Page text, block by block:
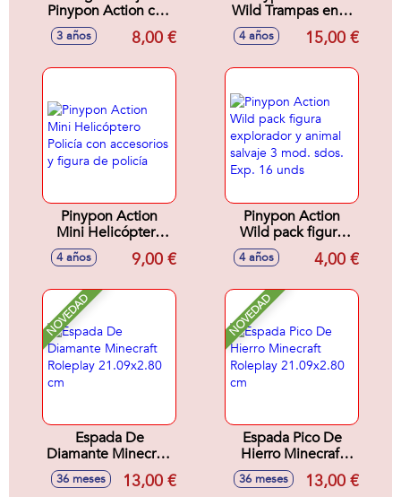
Pinypon Action con
moto. Incluye 4
accesorios de
3 años 8,00 €
Wild Trampas en la
Pirámide
¿encontrarás el
explorador y araña
4 años 15,00 €
Pinypon Action
Mini Helicóptero
Policía con
accesorios y figura
4 años 9,00 €
Pinypon Action
Wild pack figura
explorador y animal
salvaje 3 mod.
4 años 4,00 €
NOVEDAD
Espada De
Diamante Minecraft
Roleplay
21.09x2.80 cm
36 meses 13,00 €
NOVEDAD
Espada Pico De
Hierro Minecraft
Roleplay
21.09x2.80 cm
36 meses 13,00 €